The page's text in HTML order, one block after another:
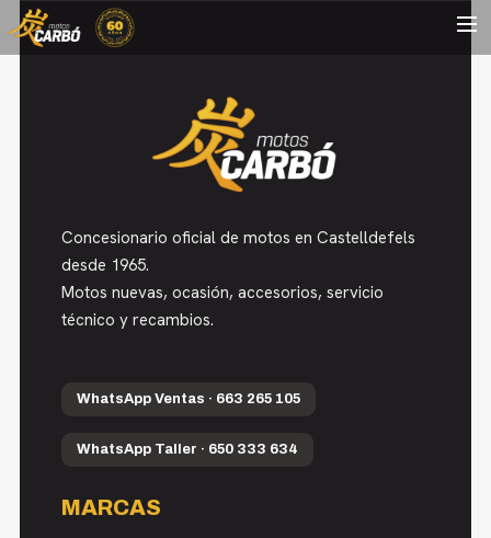
CONTACTO
Search
Concesionario oficial de motos en Castelldefels
desde 1965.
Motos nuevas, ocasión, accesorios, servicio
técnico y recambios.
WhatsApp Ventas · 663 265 105
WhatsApp Taller · 650 333 634
MARCAS